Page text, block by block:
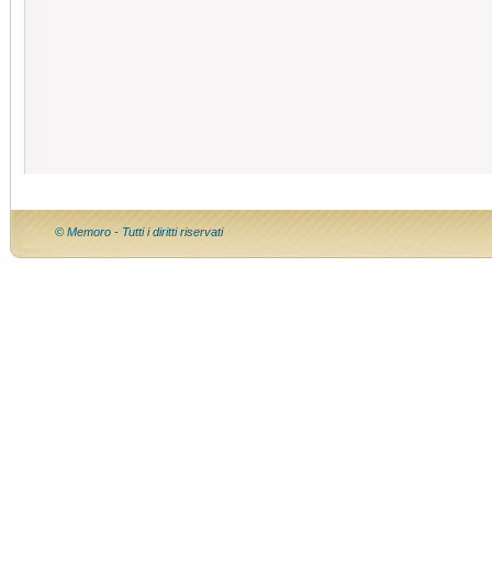
© Memoro - Tutti i diritti riservati